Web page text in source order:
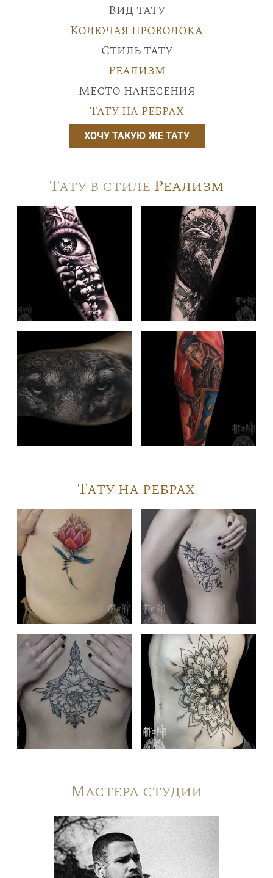
Вид тату
Колючая проволока
Стиль тату
Реализм
Место нанесения
Тату на ребрах
ХОЧУ ТАКУЮ ЖЕ ТАТУ
Тату в стиле Реализм
Тату на ребрах
Мастера студии